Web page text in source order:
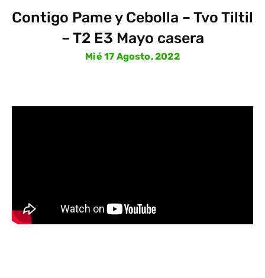
Contigo Pame y Cebolla – Tvo Tiltil
– T2 E3 Mayo casera
Mié 17 Agosto, 2022